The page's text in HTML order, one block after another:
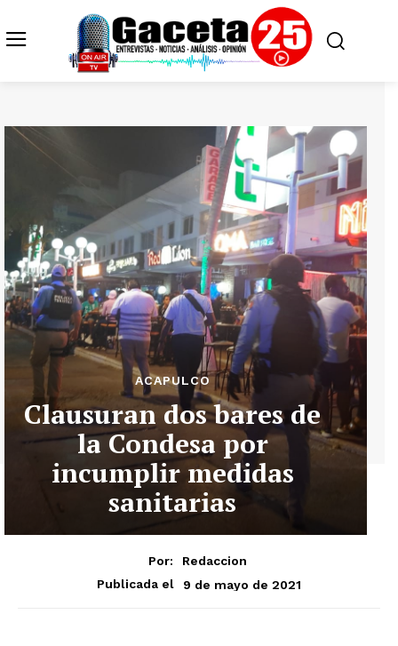
ACAPULCO
Clausuran dos bares de
la Condesa por
incumplir medidas
sanitarias
Por:
Redaccion
Publicada el
9 de mayo de 2021